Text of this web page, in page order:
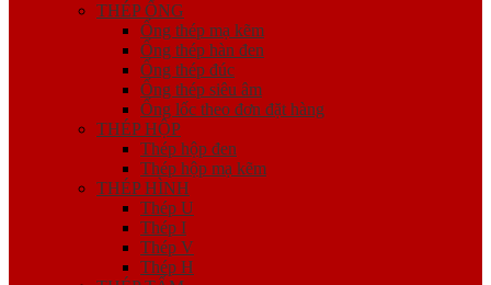
THÉP ỐNG
Ống thép mạ kẽm
Ống thép hàn đen
Ống thép đúc
Ống thép siêu âm
Ống lốc theo đơn đặt hàng
THÉP HỘP
Thép hộp đen
Thép hộp mạ kẽm
THÉP HÌNH
Thép U
Thép I
Thép V
Thép H